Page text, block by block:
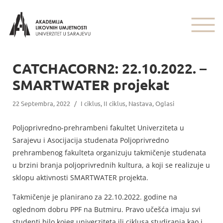
CATCHACORN2: 22.10.2022. –
SMARTWATER projekat
22 Septembra, 2022 / I ciklus, II ciklus, Nastava,Oglasi
Poljoprivredno-prehrambeni fakultet Univerziteta u
Sarajevu i Asocijacija studenata Poljoprivredno
prehrambenog fakulteta organizuju takmičenje studenata
u brzini branja poljoprivrednih kultura, a koji se realizuje u
sklopu aktivnosti SMARTWATER projekta.
Takmičenje je planirano za 22.10.2022. godine na
oglednom dobru PPF na Butmiru. Pravo učešća imaju svi